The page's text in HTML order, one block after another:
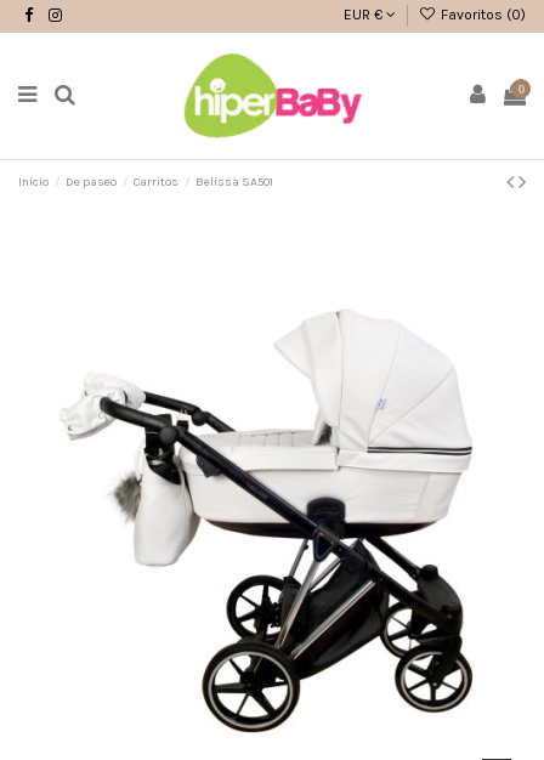
EUR € Favoritos (0)
0
Inicio De paseo Carritos Belissa SA501